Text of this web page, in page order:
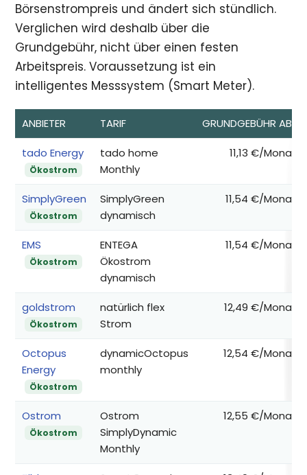
Börsenstrompreis und ändert sich stündlich.
Verglichen wird deshalb über die
Grundgebühr, nicht über einen festen
Arbeitspreis. Voraussetzung ist ein
intelligentes Messsystem (Smart Meter).
ANBIETER TARIF GRUNDGEBÜHR AB*
tado Energy
Ökostrom
tado home
Monthly
11,13 €/Monat
SimplyGreen
Ökostrom
SimplyGreen
dynamisch
11,54 €/Monat
EMS
Ökostrom
ENTEGA
Ökostrom
dynamisch
11,54 €/Monat
goldstrom
Ökostrom
natürlich flex
Strom
12,49 €/Monat
Octopus
Energy
Ökostrom
dynamicOctopus
monthly
12,54 €/Monat
Ostrom
Ökostrom
Ostrom
SimplyDynamic
Monthly
12,55 €/Monat